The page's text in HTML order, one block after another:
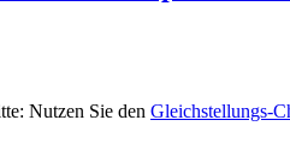
Nutzen Sie den Gleichstellungs-